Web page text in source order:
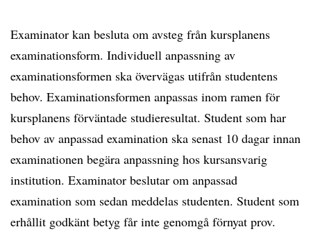
Examinator kan besluta om avsteg från kursplanens
examinationsform. Individuell anpassning av
examinationsformen ska övervägas utifrån studentens
behov. Examinationsformen anpassas inom ramen för
kursplanens förväntade studieresultat. Student som har
behov av anpassad examination ska senast 10 dagar innan
examinationen begära anpassning hos kursansvarig
institution. Examinator beslutar om anpassad
examination som sedan meddelas studenten. Student som
erhållit godkänt betyg får inte genomgå förnyat prov.